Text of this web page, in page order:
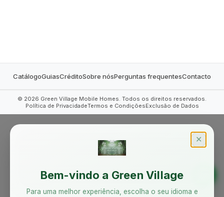
CatálogoGuiasCréditoSobre nósPerguntas frequentesContacto
© 2026 Green Village Mobile Homes. Todos os direitos reservados.
Política de PrivacidadeTermos e CondiçõesExclusão de Dados
✕
Bem-vindo a Green Village
Para uma melhor experiência, escolha o seu idioma e